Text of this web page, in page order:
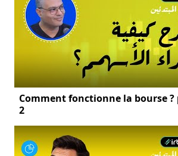
Comment fonctionne la bourse
2